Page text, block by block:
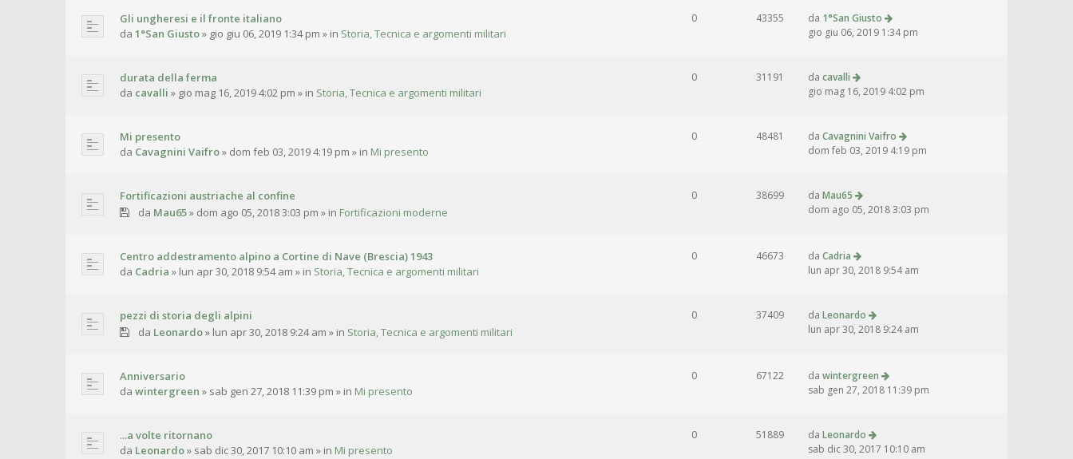
Gli ungheresi e il fronte italiano
da 1°San Giusto» gio giu 06, 2019 1:34 pm » in Storia, Tecnica e argomenti militari
0 43355 da 1°San Giusto
gio giu 06, 2019 1:34 pm
durata della ferma
da cavalli » gio mag 16, 2019 4:02 pm » in Storia, Tecnica e argomenti militari
0 31191 da cavalli
gio mag 16, 2019 4:02 pm
Mi presento
da Cavagnini Vaifro» dom feb 03, 2019 4:19 pm » in Mi presento
0 48481 da Cavagnini Vaifro
dom feb 03, 2019 4:19 pm
Fortificazioni austriache al confine
da Mau65» dom ago 05, 2018 3:03 pm » in Fortificazioni moderne
0 38699 da Mau65
dom ago 05, 2018 3:03 pm
Centro addestramento alpino a Cortine di Nave (Brescia) 1943
da Cadria » lun apr 30, 2018 9:54 am » in Storia, Tecnica e argomenti militari
0 46673 da Cadria
lun apr 30, 2018 9:54 am
pezzi di storia degli alpini
da Leonardo» lun apr 30, 2018 9:24 am » in Storia, Tecnica e argomenti militari
0 37409 da Leonardo
lun apr 30, 2018 9:24 am
Anniversario
da wintergreen » sab gen 27, 2018 11:39 pm » in Mi presento
0 67122 da wintergreen
sab gen 27, 2018 11:39 pm
...a volte ritornano
da Leonardo» sab dic 30, 2017 10:10 am » in Mi presento
0 51889 da Leonardo
sab dic 30, 2017 10:10 am